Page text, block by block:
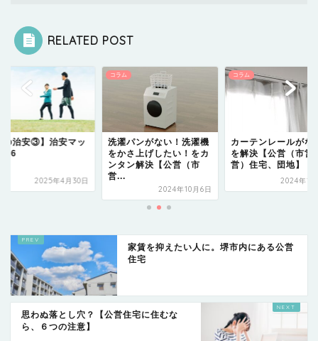
RELATED POST
の治安③】治安マッ
2025年4月30日
コラム
洗濯パンがない！洗濯機
をかさ上げしたい！をカ
ンタン解決【公営（市
営...
2024年10月6日
コラム
カーテンレールがな
を解決【公営（市営
営）住宅、団地】
2024年12
家賃を抑えたい人に。堺市内にある公営
住宅
思わぬ落とし穴？【公営住宅に住むな
ら、６つの注意】